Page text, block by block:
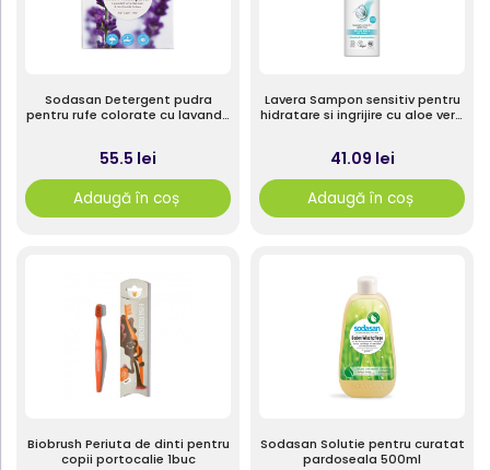
Sodasan Detergent pudra
pentru rufe colorate cu lavanda
55.5 lei
Adaugă în coș
Lavera Sampon sensitiv pentru
hidratare si ingrijire cu aloe vera
41.09 lei
Adaugă în coș
Biobrush Periuta de dinti pentru
copii portocalie 1buc
Sodasan Solutie pentru curatat
pardoseala 500ml